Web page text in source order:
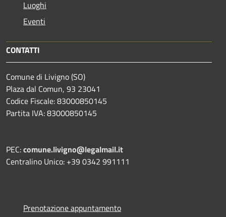
Luoghi
Eventi
CONTATTI
Comune di Livigno (SO)
Plaza dal Comun, 93 23041
Codice Fiscale: 83000850145
Partita IVA: 83000850145
PEC:comune.livigno@legalmail.it
Centralino Unico: +39 0342 991111
Prenotazione appuntamento